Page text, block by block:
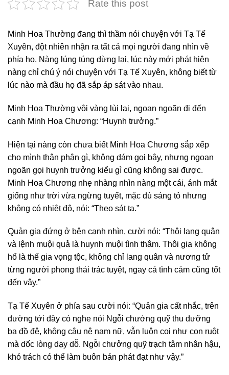
Rate this post
Minh Hoa Thường đang thì thầm nói chuyện với Tạ Tế
Xuyên, đột nhiên nhận ra tất cả mọi người đang nhìn về
phía họ. Nàng lúng túng dừng lại, lúc này mới phát hiện
nàng chỉ chú ý nói chuyện với Tạ Tế Xuyên, không biết từ
lúc nào mà đầu họ đã sắp áp sát vào nhau.
Minh Hoa Thường vội vàng lùi lại, ngoan ngoãn đi đến
cạnh Minh Hoa Chương: “Huynh trưởng.”
Hiện tại nàng còn chưa biết Minh Hoa Chương sắp xếp
cho mình thân phận gì, không dám gọi bậy, nhưng ngoan
ngoãn gọi huynh trưởng kiểu gì cũng không sai được.
Minh Hoa Chương nhẹ nhàng nhìn nàng một cái, ánh mắt
giống như trời vừa ngừng tuyết, mặc dù sáng tỏ nhưng
không có nhiệt độ, nói: “Theo sát ta.”
Quản gia đứng ở bên cạnh nhìn, cười nói: “Thôi lang quân
và lệnh muội quả là huynh muội tình thâm. Thôi gia không
hổ là thế gia vọng tộc, không chỉ lang quân và nương tử
từng người phong thái trác tuyệt, ngay cả tình cảm cũng tốt
đến vậy.”
Tạ Tế Xuyên ở phía sau cười nói: “Quản gia cất nhắc, trên
đường tới đây có nghe nói Ngỗi chưởng quỹ thu dưỡng
ba đồ đệ, không câu nệ nam nữ, vẫn luôn coi như con ruột
mà dốc lòng dạy dỗ. Ngỗi chưởng quỹ trạch tâm nhân hậu,
khó trách có thể làm buôn bán phát đạt như vậy.”